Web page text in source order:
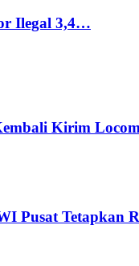
Ilegal 3,4…
Kirim
Pusat Tetapkan